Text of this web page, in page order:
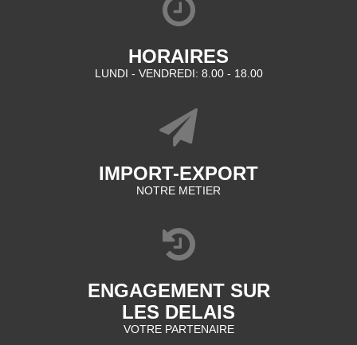
HORAIRES
LUNDI - VENDREDI: 8.00 - 18.00
IMPORT-EXPORT
NOTRE METIER
ENGAGEMENT SUR
LES DELAIS
VOTRE PARTENAIRE